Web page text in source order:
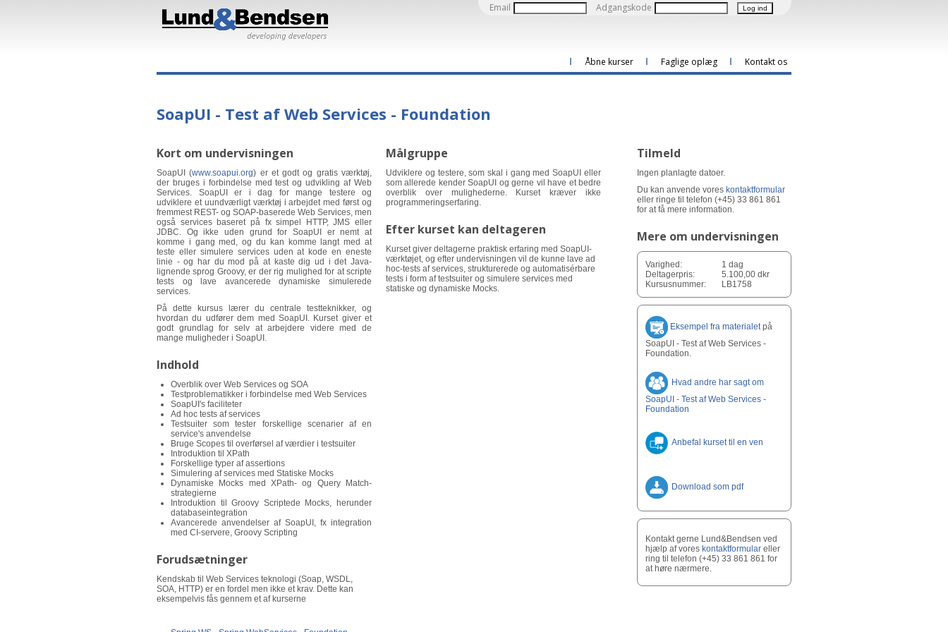
Email Adgangskode
Åbne kurser Faglige oplæg Kontakt os
SoapUI - Test af Web Services - Foundation
Kort om undervisningen
SoapUI (www.soapui.org) er et godt og gratis værktøj,
der bruges i forbindelse med test og udvikling af Web
Services. SoapUI er i dag for mange testere og
udviklere et uundværligt værktøj i arbejdet med først og
fremmest REST- og SOAP-baserede Web Services, men
også services baseret på fx simpel HTTP, JMS eller
JDBC. Og ikke uden grund for SoapUI er nemt at
komme i gang med, og du kan komme langt med at
teste eller simulere services uden at kode en eneste
linie - og har du mod på at kaste dig ud i det Java-
lignende sprog Groovy, er der rig mulighed for at scripte
tests og lave avancerede dynamiske simulerede
services.
På dette kursus lærer du centrale testteknikker, og
hvordan du udfører dem med SoapUI. Kurset giver et
godt grundlag for selv at arbejdere videre med de
mange muligheder i SoapUI.
Indhold
Overblik over Web Services og SOA
Testproblematikker i forbindelse med Web Services
SoapUI's faciliteter
Ad hoc tests af services
Testsuiter som tester forskellige scenarier af en
service's anvendelse
Bruge Scopes til overførsel af værdier i testsuiter
Introduktion til XPath
Forskellige typer af assertions
Simulering af services med Statiske Mocks
Dynamiske Mocks med XPath- og Query Match-
strategierne
Introduktion til Groovy Scriptede Mocks, herunder
databaseintegration
Avancerede anvendelser af SoapUI, fx integration
med CI-servere, Groovy Scripting
Forudsætninger
Kendskab til Web Services teknologi (Soap, WSDL,
SOA, HTTP) er en fordel men ikke et krav. Dette kan
eksempelvis fås gennem et af kurserne
Målgruppe
Udviklere og testere, som skal i gang med SoapUI eller
som allerede kender SoapUI og gerne vil have et bedre
overblik over mulighederne. Kurset kræver ikke
programmeringserfaring.
Efter kurset kan deltageren
Kurset giver deltagerne praktisk erfaring med SoapUI-
værktøjet, og efter undervisningen vil de kunne lave ad
hoc-tests af services, strukturerede og automatisérbare
tests i form af testsuiter og simulere services med
statiske og dynamiske Mocks.
Tilmeld
Ingen planlagte datoer.
Du kan anvende vores kontaktformular
eller ringe til telefon (+45) 33 861 861
for at få mere information.
Mere om undervisningen
Varighed:
1 dag
Deltagerpris:
5.100,00 dkr
Kursusnummer:
LB1758
Eksempel fra materialetpå
SoapUI - Test af Web Services -
Foundation.
Hvad andre har sagt om
SoapUI - Test af Web Services -
Foundation
Anbefal kurset til en ven
Download som pdf
Kontakt gerne Lund&Bendsen ved
hjælp af vores kontaktformular eller
ring til telefon (+45) 33 861 861 for
at høre nærmere.